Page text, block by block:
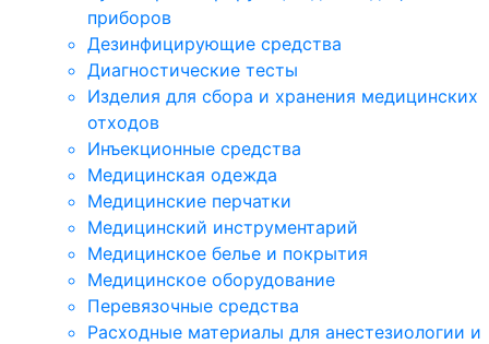
приборов
Дезинфицирующие средства
Диагностические тесты
Изделия для сбора и хранения медицинских
отходов
Инъекционные средства
Медицинская одежда
Медицинские перчатки
Медицинский инструментарий
Медицинское белье и покрытия
Медицинское оборудование
Перевязочные средства
Расходные материалы для анестезиологии и